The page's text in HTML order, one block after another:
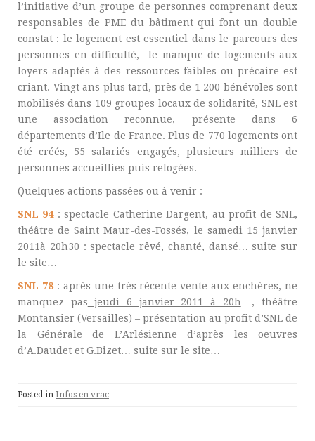
l’initiative d’un groupe de personnes comprenant deux
responsables de PME du bâtiment qui font un double
constat : le logement est essentiel dans le parcours des
personnes en difficulté, le manque de logements aux
loyers adaptés à des ressources faibles ou précaire est
criant. Vingt ans plus tard, près de 1 200 bénévoles sont
mobilisés dans 109 groupes locaux de solidarité, SNL est
une association reconnue, présente dans 6
départements d’Ile de France. Plus de 770 logements ont
été créés, 55 salariés engagés, plusieurs milliers de
personnes accueillies puis relogées.
Quelques actions passées ou à venir :
SNL 94: spectacle Catherine Dargent, au profit de SNL,
théâtre de Saint Maur-des-Fossés, le samedi 15 janvier
2011à 20h30 : spectacle rêvé, chanté, dansé… suite sur
le site…
SNL 78: après une très récente vente aux enchères, ne
manquez pas jeudi 6 janvier 2011 à 20h
-, théâtre
Montansier (Versailles) – présentation au profit d’SNL de
la Générale de L’Arlésienne d’après les oeuvres
d’A.Daudet et G.Bizet… suite sur le site…
Posted in Infos en vrac